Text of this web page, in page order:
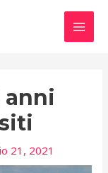
Main
anni
21, 2021